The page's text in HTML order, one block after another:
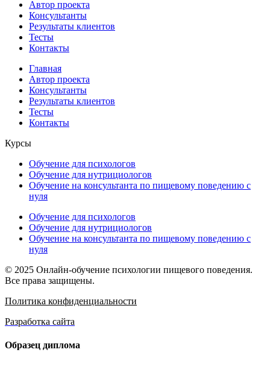
Автор проекта
Консультанты
Результаты клиентов
Тесты
Контакты
Главная
Автор проекта
Консультанты
Результаты клиентов
Тесты
Контакты
Курсы
Обучение для психологов
Обучение для нутрициологов
Обучение на консультанта по пищевому поведению с
нуля
Обучение для психологов
Обучение для нутрициологов
Обучение на консультанта по пищевому поведению с
нуля
© 2025 Онлайн-обучение психологии пищевого поведения.
Все права защищены.
Политика конфиденциальности
Разработка сайта
Образец диплома